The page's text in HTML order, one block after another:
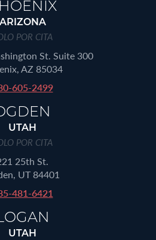
ARIZONA
POR CITA
St. Suite 300
AZ 85034
605-2499
UTAH
POR CITA
25th St.
UT 84401
481-6421
UTAH